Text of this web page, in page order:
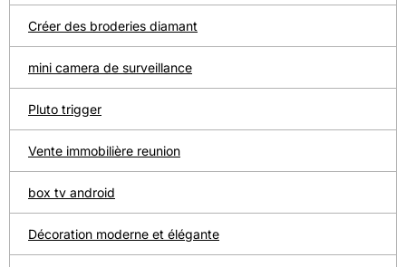
Créer des broderies diamant
mini camera de surveillance
Pluto trigger
Vente immobilière reunion
box tv android
Décoration moderne et élégante